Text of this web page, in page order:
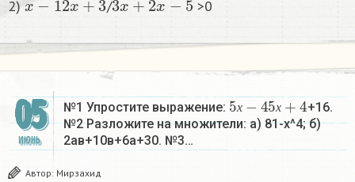
2)
/ >0
05
ИЮНЬ
№1 Упростите выражение: х
5х−4
х
5х+4
+16.
№2 Разложите на множители: а) 81-х^4; б)
2ав+10в+6а+30. №3…
Автор: Мирзахид